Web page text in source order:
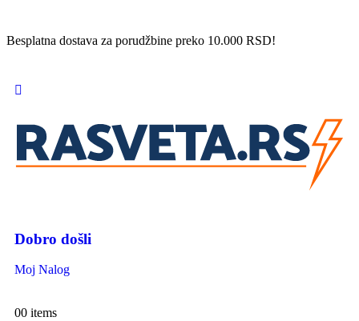
Besplatna dostava za porudžbine preko 10.000 RSD!
Dobro došli
Moj Nalog
00 items